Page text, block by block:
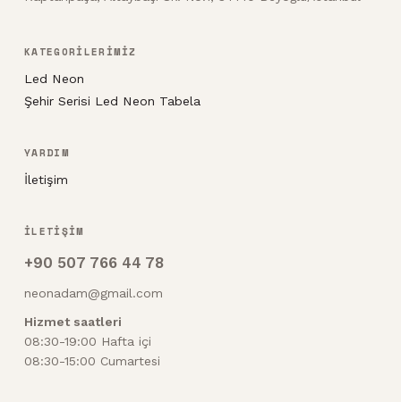
KATEGORİLERİMİZ
Led Neon
Şehir Serisi Led Neon Tabela
YARDIM
İletişim
İLETİŞİM
+90 507 766 44 78
neonadam@gmail.com
Hizmet saatleri
08:30-19:00 Hafta içi
08:30-15:00 Cumartesi